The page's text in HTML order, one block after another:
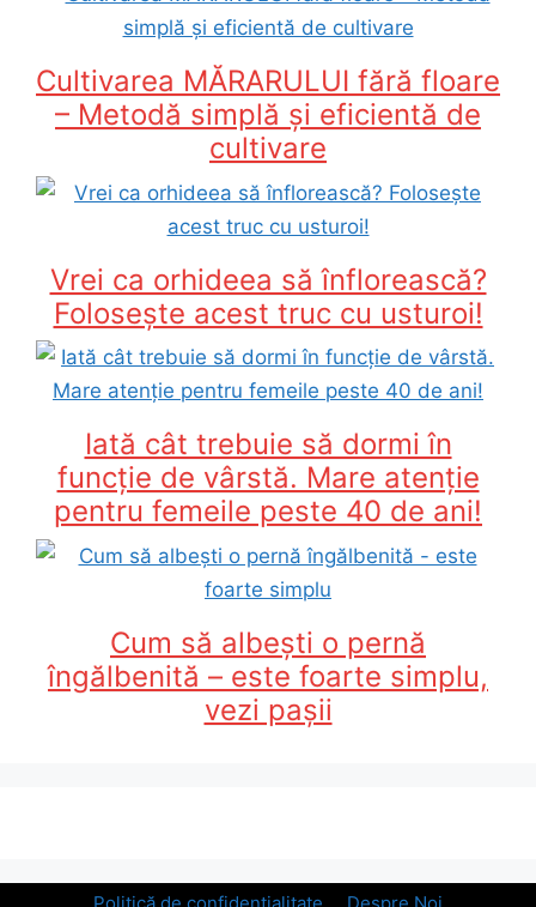
Cultivarea MĂRARULUI fără floare
– Metodă simplă și eficientă de
cultivare
Vrei ca orhideea să înflorească?
Folosește acest truc cu usturoi!
Iată cât trebuie să dormi în
funcție de vârstă. Mare atenție
pentru femeile peste 40 de ani!
Cum să albești o pernă
îngălbenită – este foarte simplu,
vezi pașii